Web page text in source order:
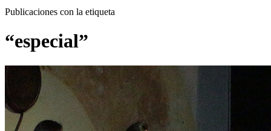
Publicaciones con la etiqueta
“especial”